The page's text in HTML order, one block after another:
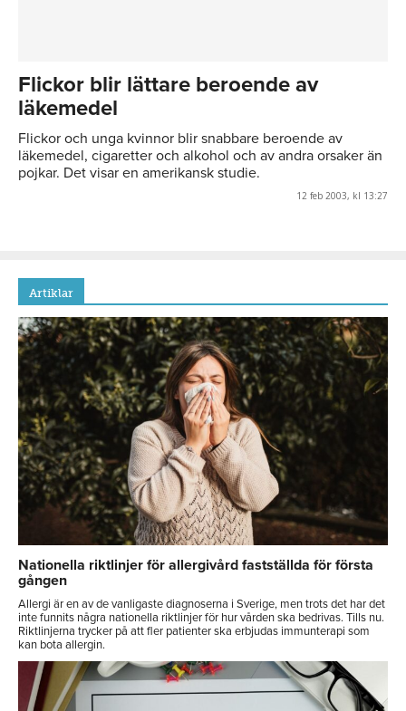
Flickor blir lättare beroende av
läkemedel
Flickor och unga kvinnor blir snabbare beroende av
läkemedel, cigaretter och alkohol och av andra orsaker än
pojkar. Det visar en amerikansk studie.
12 feb 2003, kl 13:27
Artiklar
Nationella riktlinjer för allergivård fastställda för första
gången
Allergi är en av de vanligaste diagnoserna i Sverige, men trots det har det
inte funnits några nationella riktlinjer för hur vården ska bedrivas. Tills nu.
Riktlinjerna trycker på att fler patienter ska erbjudas immunterapi som
kan bota allergin.